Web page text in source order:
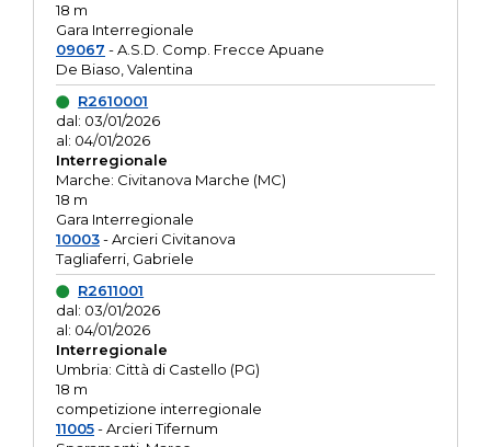
18 m
Gara Interregionale
09067 - A.S.D. Comp. Frecce Apuane
De Biaso, Valentina
R2610001
dal: 03/01/2026
al: 04/01/2026
Interregionale
Marche: Civitanova Marche (MC)
18 m
Gara Interregionale
10003- Arcieri Civitanova
Tagliaferri, Gabriele
R2611001
dal: 03/01/2026
al: 04/01/2026
Interregionale
Umbria: Città di Castello (PG)
18 m
competizione interregionale
11005- Arcieri Tifernum